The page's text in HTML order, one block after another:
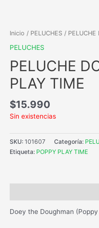
Inicio / PELUCHES / PELUCHE
PELUCHES
PELUCHE
PLAY TIME
$15.990
Sin existencias
SKU: 101607 Categoría:
Etiqueta: POPPY PLAY TIME
Doey the Doughman